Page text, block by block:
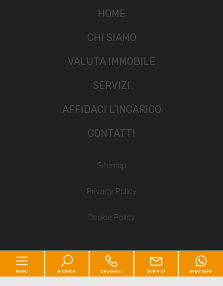
HOME
CHI SIAMO
VALUTA IMMOBILE
SERVIZI
AFFIDACI L'INCARICO
CONTATTI
Sitemap
Privacy Policy
Cookie Policy
MENU RICERCA CHIAMACI SCRIVICI WHATSAPP